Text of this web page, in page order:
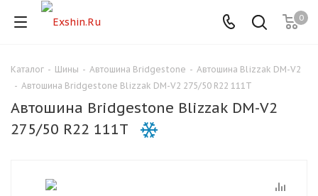
0
Каталог - Шины - Автошина Bridgestone - Автошина Blizzak DM-V2
- Автошина Bridgestone Blizzak DM-V2 275/50 R22 111T
Автошина Bridgestone Blizzak DM-V2
275/50 R22 111T
Для клиентов всех банков
Разбейте
оплату на части